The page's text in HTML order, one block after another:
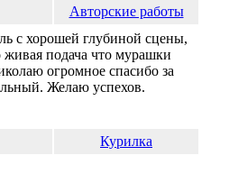
Авторские работы
с хорошей глубиной сцены,
живая подача что мурашки
огромное спасибо за
Желаю успехов.
Курилка